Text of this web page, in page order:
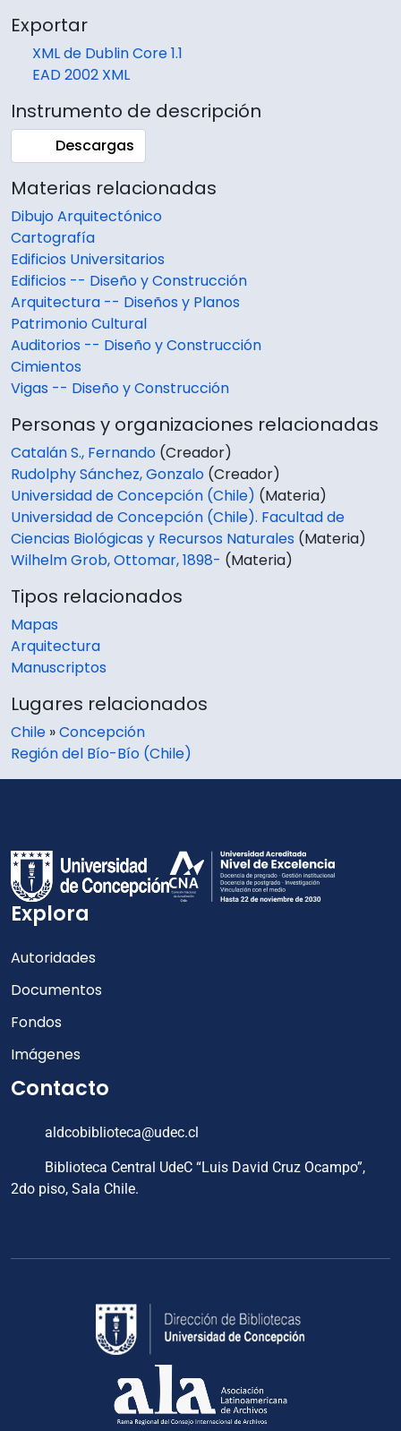
Exportar
XML de Dublin Core 1.1
EAD 2002 XML
Instrumento de descripción
Descargas
Materias relacionadas
Dibujo Arquitectónico
Cartografía
Edificios Universitarios
Edificios -- Diseño y Construcción
Arquitectura -- Diseños y Planos
Patrimonio Cultural
Auditorios -- Diseño y Construcción
Cimientos
Vigas -- Diseño y Construcción
Personas y organizaciones relacionadas
Catalán S., Fernando (Creador)
Rudolphy Sánchez, Gonzalo (Creador)
Universidad de Concepción (Chile) (Materia)
Universidad de Concepción (Chile). Facultad de
Ciencias Biológicas y Recursos Naturales (Materia)
Wilhelm Grob, Ottomar, 1898- (Materia)
Tipos relacionados
Mapas
Arquitectura
Manuscriptos
Lugares relacionados
Chile »Concepción
Región del Bío-Bío (Chile)
Explora
Autoridades
Documentos
Fondos
Imágenes
Contacto
aldcobiblioteca@udec.cl
Biblioteca Central UdeC “Luis David Cruz Ocampo”,
2do piso, Sala Chile.